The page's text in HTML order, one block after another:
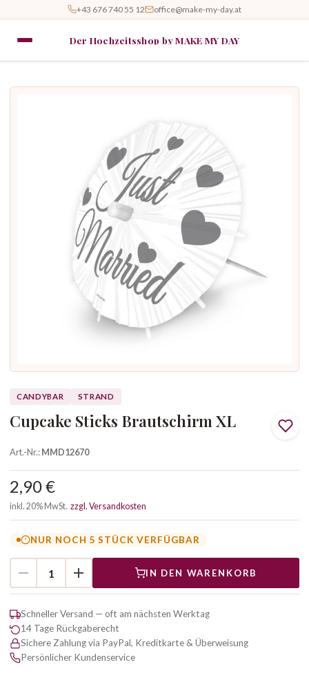
+43 676 740 55 12 office@make-my-day.at
Der Hochzeitsshop by MAKE MY DAY
CANDYBAR STRAND
Cupcake Sticks Brautschirm XL
Art.-Nr.:MMD12670
2,90 €
inkl. 20% MwSt. zzgl. Versandkosten
NUR NOCH 5 STÜCK VERFÜGBAR
IN DEN WARENKORB
Schneller Versand — oft am nächsten Werktag
14 Tage Rückgaberecht
Sichere Zahlung via PayPal, Kreditkarte & Überweisung
Persönlicher Kundenservice